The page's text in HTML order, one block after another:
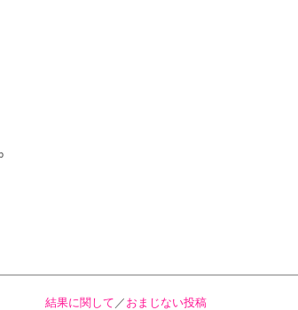
結果に関して ／ おまじない投稿